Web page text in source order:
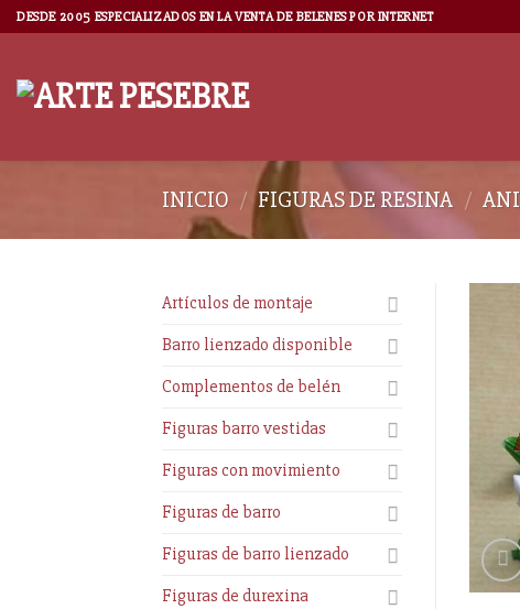
DESDE 2005 ESPECIALIZADOS EN LA VENTA DE BELENES POR INTERNET
INICIO / FIGURAS DE RESINA /
Artículos de montaje
Barro lienzado disponible
Complementos de belén
Figuras barro vestidas
Figuras con movimiento
Figuras de barro
Figuras de barro lienzado
Figuras de durexina